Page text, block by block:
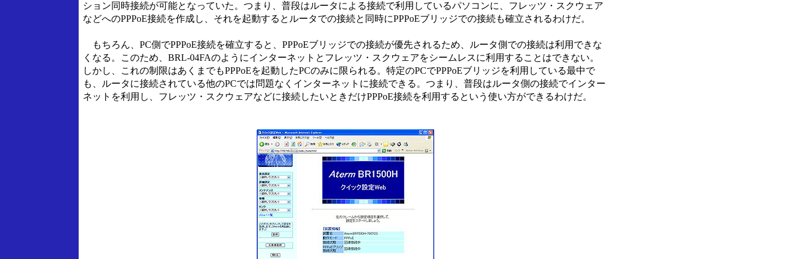
ション同時接続が可能となっていた。つまり、普段はルータによる接続で利用しているパソコンに、フレッツ・スクウェア
などへのPPPoE接続を作成し、それを起動するとルータでの接続と同時にPPPoEブリッジでの接続も確立されるわけだ。
もちろん、PC側でPPPoE接続を確立すると、PPPoEブリッジでの接続が優先されるため、ルータ側での接続は利用できな
くなる。このため、BRL-04FAのようにインターネットとフレッツ・スクウェアをシームレスに利用することはできない。
しかし、これの制限はあくまでもPPPoEを起動したPCのみに限られる。特定のPCでPPPoEブリッジを利用している最中で
も、ルータに接続されている他のPCでは問題なくインターネットに接続できる。つまり、普段はルータ側の接続でインター
ネットを利用し、フレッツ・スクウェアなどに接続したいときだけPPPoE接続を利用するという使い方ができるわけだ。